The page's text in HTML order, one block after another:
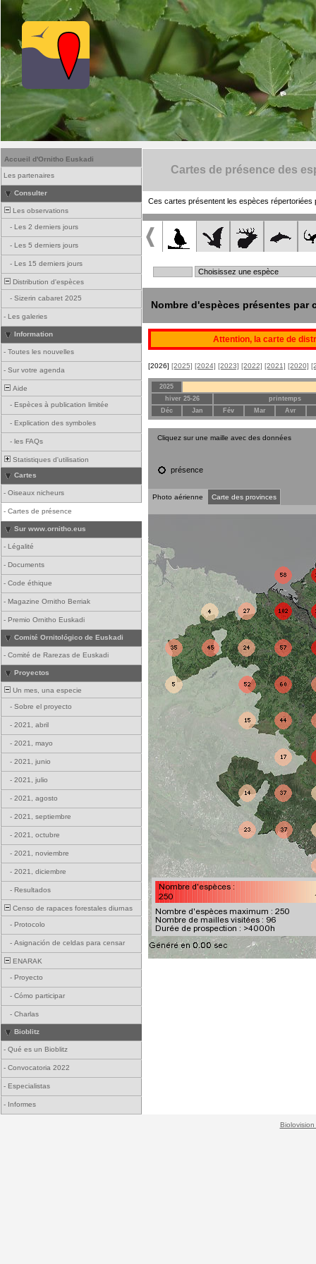
Accueil d'Ornitho Euskadi
Les partenaires
Consulter
Les observations
- Les 2 derniers jours
- Les 5 derniers jours
- Les 15 derniers jours
Distribution d'espèces
- Sizerin cabaret 2025
- Les galeries
Information
- Toutes les nouvelles
- Sur votre agenda
Aide
- Espèces à publication limitée
- Explication des symboles
- les FAQs
Statistiques d'utilisation
Cartes
- Oiseaux nicheurs
- Cartes de présence
Sur www.ornitho.eus
- Légalité
- Documents
- Code éthique
- Magazine Ornitho Berriak
- Premio Ornitho Euskadi
Comité Ornitológico de Euskadi
- Comité de Rarezas de Euskadi
Proyectos
Un mes, una especie
- Sobre el proyecto
- 2021, abril
- 2021, mayo
- 2021, junio
- 2021, julio
- 2021, agosto
- 2021, septiembre
- 2021, octubre
- 2021, noviembre
- 2021, diciembre
- Resultados
Censo de rapaces forestales diurnas
- Protocolo
- Asignación de celdas para censar
ENARAK
- Proyecto
- Cómo participar
- Charlas
Bioblitz
- Qué es un Bioblitz
- Convocatoria 2022
- Especialistas
- Informes
Cartes de présence des
Ces cartes présentent les espèces répertoriées
Nombre d'espèces présentes par
Attention, la carte de
[2026] [2025] [2024] [2023] [2022] [2021] [2020]
2025
hiver 25-26
printemps
Déc
Jan Fév Mar Avr
Cliquez sur une maille avec des données
présence
Photo aérienne Carte des provinces
Biolovision